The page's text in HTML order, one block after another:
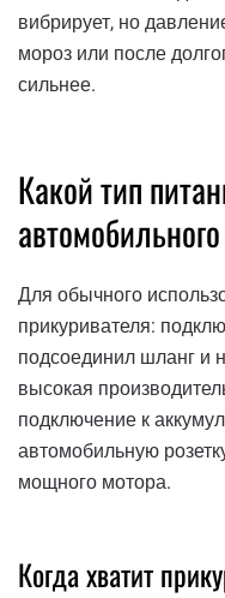
вибрирует, но
мороз или после
сильнее.
Какой тип
Для обычного
прикуривателя:
подсоединил шланг и
высокая
подключение к
автомобильную
мощного мотора.
Когда хватит